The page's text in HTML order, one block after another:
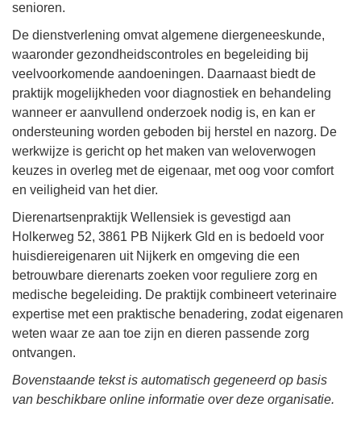
senioren.
De dienstverlening omvat algemene diergeneeskunde,
waaronder gezondheidscontroles en begeleiding bij
veelvoorkomende aandoeningen. Daarnaast biedt de
praktijk mogelijkheden voor diagnostiek en behandeling
wanneer er aanvullend onderzoek nodig is, en kan er
ondersteuning worden geboden bij herstel en nazorg. De
werkwijze is gericht op het maken van weloverwogen
keuzes in overleg met de eigenaar, met oog voor comfort
en veiligheid van het dier.
Dierenartsenpraktijk Wellensiek is gevestigd aan
Holkerweg 52, 3861 PB Nijkerk Gld en is bedoeld voor
huisdiereigenaren uit Nijkerk en omgeving die een
betrouwbare dierenarts zoeken voor reguliere zorg en
medische begeleiding. De praktijk combineert veterinaire
expertise met een praktische benadering, zodat eigenaren
weten waar ze aan toe zijn en dieren passende zorg
ontvangen.
Bovenstaande tekst is automatisch gegeneerd op basis
van beschikbare online informatie over deze organisatie.